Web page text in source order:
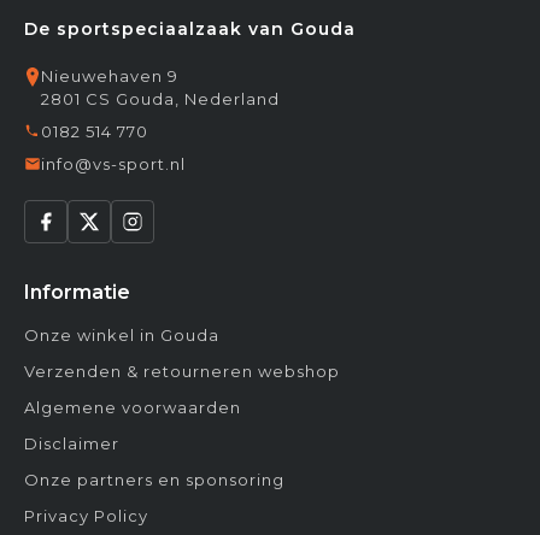
De sportspeciaalzaak van Gouda
Nieuwehaven 9
2801 CS Gouda, Nederland
0182 514 770
info@vs-sport.nl
Informatie
Onze winkel in Gouda
Verzenden & retourneren webshop
Algemene voorwaarden
Disclaimer
Onze partners en sponsoring
Privacy Policy